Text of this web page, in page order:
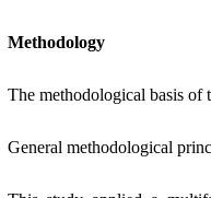
Methodology
The methodological basis of
General methodological